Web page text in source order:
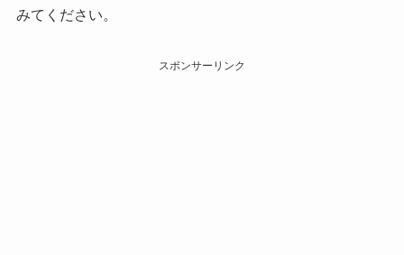
みてください。
スポンサーリンク